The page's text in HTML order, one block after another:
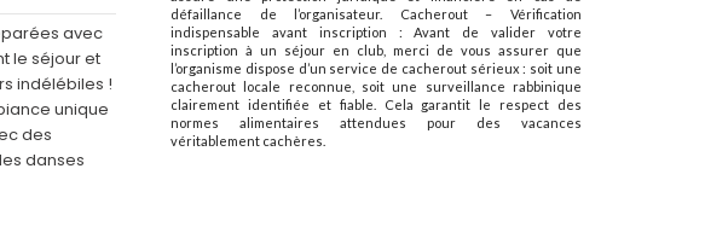
avec
le séjour et
indélébiles !
unique
des
danses
défaillance de l’organisateur. Cacherout – Vérification
indispensable avant inscription : Avant de valider votre
inscription à un séjour en club, merci de vous assurer que
l’organisme dispose d’un service de cacherout sérieux : soit une
cacherout locale reconnue, soit une surveillance rabbinique
clairement identifiée et fiable. Cela garantit le respect des
normes alimentaires attendues pour des vacances
véritablement cachères.